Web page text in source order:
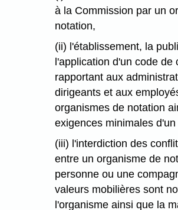
à la Commission par un
notation,
(ii) l'établissement, la
l'application d'un code de
rapportant aux
dirigeants et aux
organismes de notation
exigences minimales
(iii) l'interdiction des
entre un organisme de
personne ou une
valeurs mobilières sont
l'organisme ainsi que la